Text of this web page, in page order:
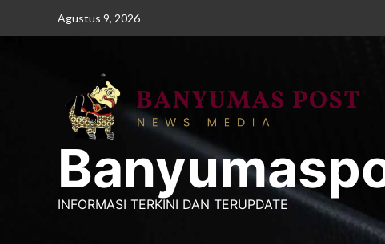
Agustus 9, 2026
INFORMASI TERKINI DAN TERUPDATE